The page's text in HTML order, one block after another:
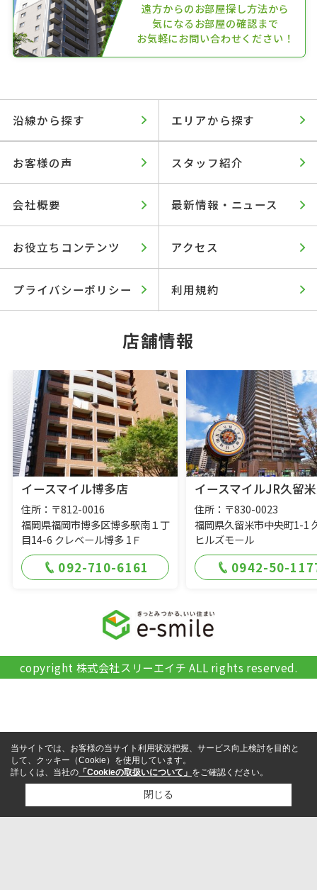
遠方からのお部屋探し方法から
気になるお部屋の確認まで
お気軽にお問い合わせください！
沿線から探す エリアから探す
お客様の声 スタッフ紹介
会社概要 最新情報・ニュース
お役立ちコンテンツ アクセス
プライバシーポリシー 利用規約
店舗情報
イースマイル博多店
住所：〒812-0016
福岡県福岡市博多区博多駅南１丁
目14-6 クレベール博多 1Ｆ
092-710-6161
イースマイルJR久留
住所：〒830-0023
福岡県久留米市中央町1-1
ヒルズモール
0942-50-
copyright 株式会社スリーエイチ ALL rights reserved.
当サイトでは、お客様の当サイト利用状況把握、サービス向上検討を目的と
して、クッキー（Cookie）を使用しています。
詳しくは、当社の 「Cookieの取扱いについて」 をご確認ください。
閉じる